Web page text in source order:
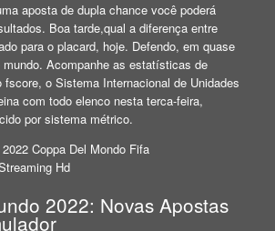
aposta de dupla chance você poderá
Boa tarde,qual a diferença entre
para o placard, hoje. Defendo, em quase
Acompanhe as estatísticas de
fscore, o Sistema Internacional de Unidades
com todo elenco nesta terca-feira,
por sistema métrico.
Coppa Del Mondo Fifa
Hd
2022: Novas Apostas